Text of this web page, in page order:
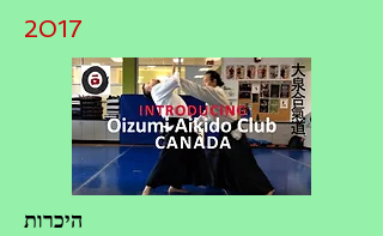
2017
היכרות